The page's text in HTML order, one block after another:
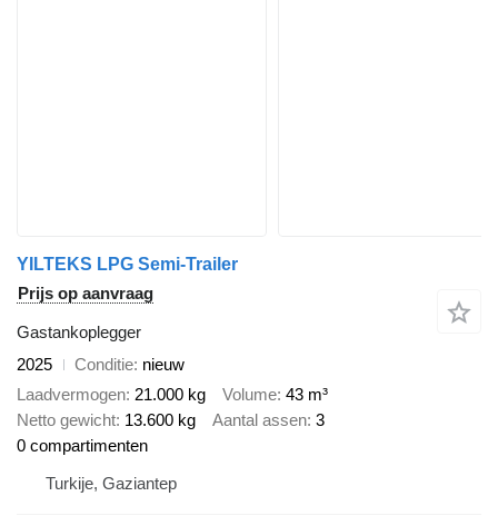
YILTEKS LPG Semi-Trailer
Prijs op aanvraag
Gastankoplegger
2025
Conditie nieuw
Laadvermogen 21.000 kg Volume 43 m³
Netto gewicht 13.600 kg Aantal assen 3
0 compartimenten
Turkije, Gaziantep